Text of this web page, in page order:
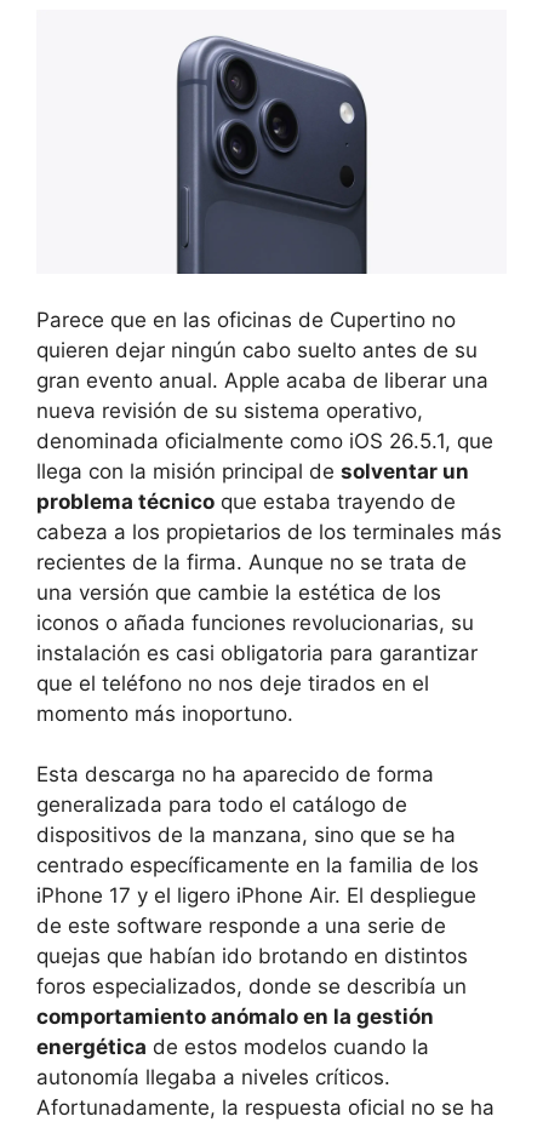
Parece que en las oficinas de Cupertino no
quieren dejar ningún cabo suelto antes de su
gran evento anual. Apple acaba de liberar una
nueva revisión de su sistema operativo,
denominada oficialmente como iOS 26.5.1, que
llega con la misión principal de solventar un
problema técnico que estaba trayendo de
cabeza a los propietarios de los terminales más
recientes de la firma. Aunque no se trata de
una versión que cambie la estética de los
iconos o añada funciones revolucionarias, su
instalación es casi obligatoria para garantizar
que el teléfono no nos deje tirados en el
momento más inoportuno.
Esta descarga no ha aparecido de forma
generalizada para todo el catálogo de
dispositivos de la manzana, sino que se ha
centrado específicamente en la familia de los
iPhone 17 y el ligero iPhone Air. El despliegue
de este software responde a una serie de
quejas que habían ido brotando en distintos
foros especializados, donde se describía un
comportamiento anómalo en la gestión
energética de estos modelos cuando la
autonomía llegaba a niveles críticos.
Afortunadamente, la respuesta oficial no se ha